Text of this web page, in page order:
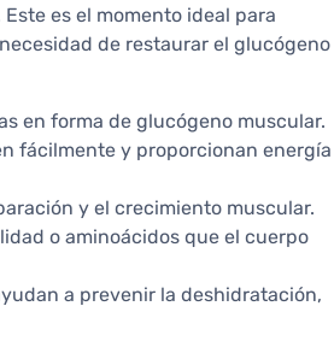
es el momento ideal para
de restaurar el glucógeno
en forma de glucógeno muscular.
fácilmente y proporcionan energía
y el crecimiento muscular.
o aminoácidos que el cuerpo
a prevenir la deshidratación,